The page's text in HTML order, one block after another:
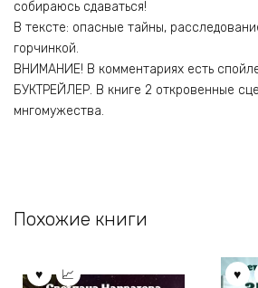
собираюсь сдаваться!
В тексте: опасные тайны,
горчинкой.
ВНИМАНИЕ! В комментариях есть
БУКТРЕЙЛЕР. В книге 2 откровенные
мнгомужества.
Похожие книги